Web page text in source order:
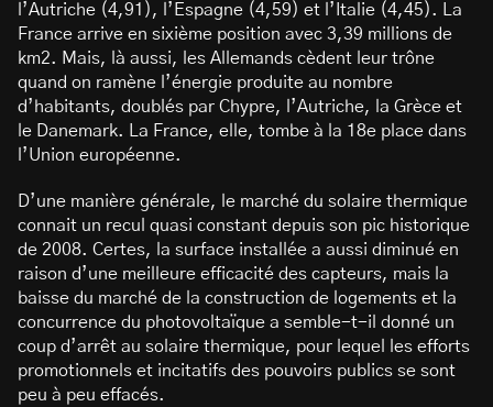
l’Autriche (4,91), l’Espagne (4,59) et l’Italie (4,45). La
France arrive en sixième position avec 3,39 millions de
km2. Mais, là aussi, les Allemands cèdent leur trône
quand on ramène l’énergie produite au nombre
d’habitants, doublés par Chypre, l’Autriche, la Grèce et
le Danemark. La France, elle, tombe à la 18e place dans
l’Union européenne.
D’une manière générale, le marché du solaire thermique
connait un recul quasi constant depuis son pic historique
de 2008. Certes, la surface installée a aussi diminué en
raison d’une meilleure efficacité des capteurs, mais la
baisse du marché de la construction de logements et la
concurrence du photovoltaïque a semble-t-il donné un
coup d’arrêt au solaire thermique, pour lequel les efforts
promotionnels et incitatifs des pouvoirs publics se sont
peu à peu effacés.